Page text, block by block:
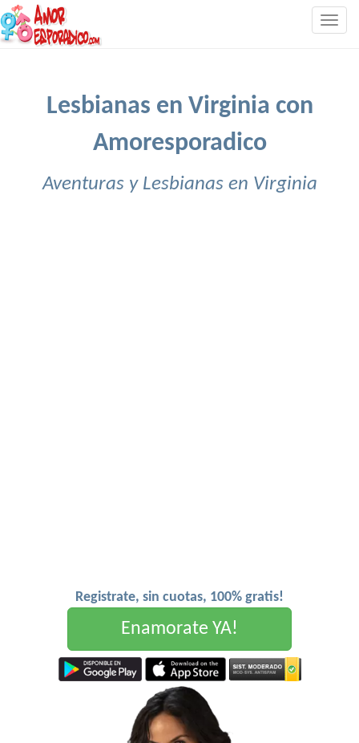
Lesbianas en Virginia con
Amoresporadico
Aventuras y Lesbianas en Virginia
Registrate, sin cuotas, 100% gratis!
Enamorate YA!